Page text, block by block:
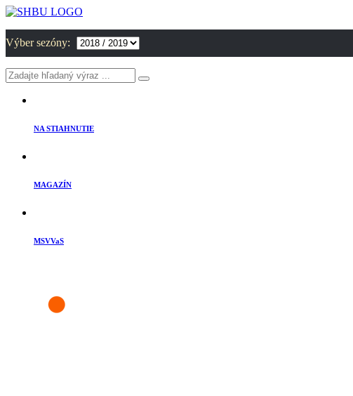
Výber sezóny:
NA STIAHNUTIE
MAGAZÍN
MSVVaS